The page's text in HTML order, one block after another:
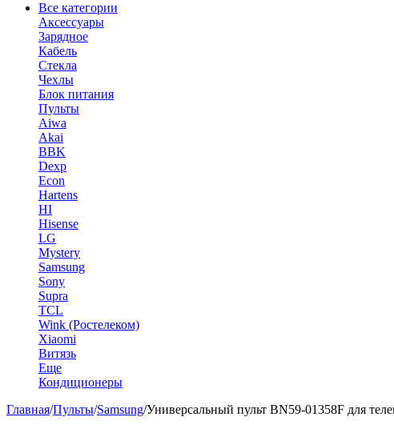
Все категории
Аксессуары
Зарядное
Кабель
Стекла
Чехлы
Блок питания
Пульты
Aiwa
Akai
BBK
Dexp
Econ
Hartens
HI
Hisense
LG
Mystery
Samsung
Sony
Supra
TCL
Wink (Ростелеком)
Xiaomi
Витязь
Еще
Кондиционеры
Главная/Пульты/Samsung/Универсальный пульт BN59-01358F для